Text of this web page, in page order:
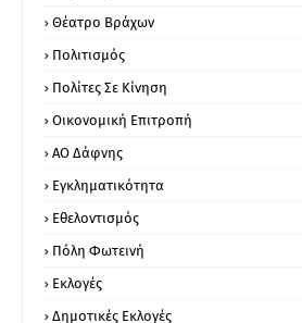
Θέατρο Βράχων
Πολιτισμός
Πολίτες Σε Κίνηση
Οικονομική Επιτροπή
ΑΟ Δάφνης
Εγκληματικότητα
Εθελοντισμός
Πόλη Φωτεινή
Εκλογές
Δημοτικές Εκλογές